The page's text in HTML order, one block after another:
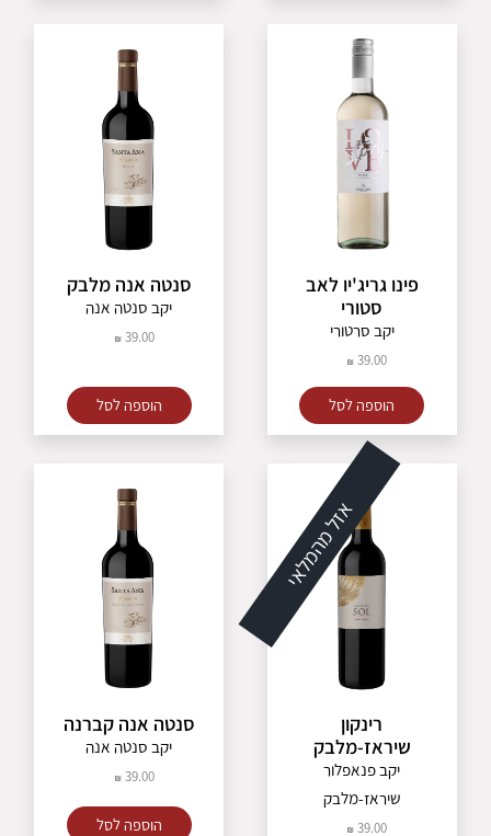
פינו גריג'יו לאב
סטורי
יקב סרטורי
39.00
הוספה לסל
סנטה אנה מלבק
יקב סנטה אנה
39.00
הוספה לסל
אזל מהמלאי
רינקון
שיראז-מלבק
יקב פנאפלור
שיראז-מלבק
39.00
סנטה אנה קברנה
יקב סנטה אנה
39.00
הוספה לסל